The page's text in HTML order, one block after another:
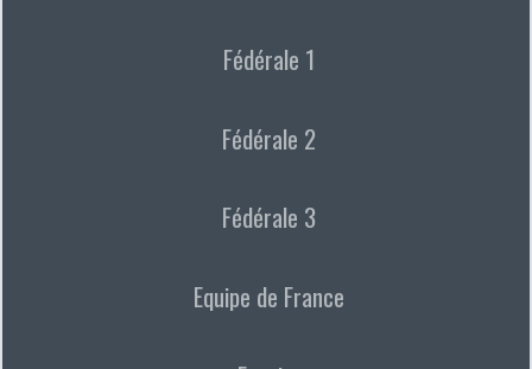
Fédérale 1
Fédérale 2
Fédérale 3
Equipe de France